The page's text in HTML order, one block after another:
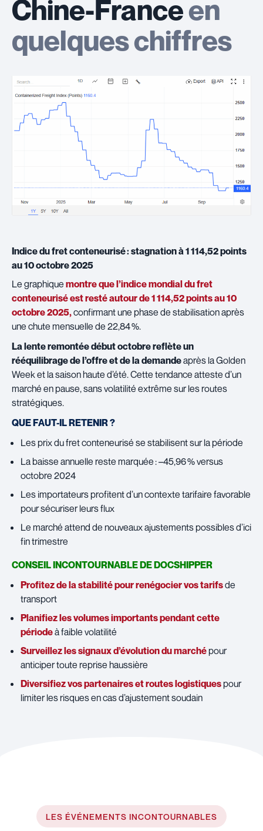
Chine-Franceen
quelques chiffres
Indice du fret conteneurisé : stagnation à 1 114,52 points
au 10 octobre 2025
Le graphique montre que l’indice mondial du fret
conteneurisé est resté autour de 1 114,52 points au 10
octobre 2025,confirmant une phase de stabilisation après
une chute mensuelle de 22,84 %.
La lente remontée début octobre reflète un
rééquilibrage de l’offre et de la demandeaprès la Golden
Week et la saison haute d’été. Cette tendance atteste d’un
marché en pause, sans volatilité extrême sur les routes
stratégiques.
QUE FAUT-IL RETENIR ?
Les prix du fret conteneurisé se stabilisent sur la période
La baisse annuelle reste marquée : –45,96 % versus
octobre 2024
Les importateurs profitent d’un contexte tarifaire favorable
pour sécuriser leurs flux
Le marché attend de nouveaux ajustements possibles d’ici
fin trimestre
CONSEIL INCONTOURNABLE DE DOCSHIPPER
Profitez de la stabilité pour renégocier vos tarifsde
transport
Planifiez les volumes importants pendant cette
périodeà faible volatilité
Surveillez les signaux d’évolution du marchépour
anticiper toute reprise haussière
Diversifiez vos partenaires et routes logistiquespour
limiter les risques en cas d’ajustement soudain
LES ÉVÉNEMENTS INCONTOURNABLES